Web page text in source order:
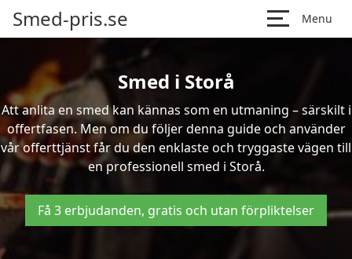
Smed-pris.se Menu
Smed i Storå
Att anlita en smed kan kännas som en utmaning – särskilt i
offertfasen. Men om du följer denna guide och använder
vår offerttjänst får du den enklaste och tryggaste vägen till
en professionell smed i Storå.
Få 3 erbjudanden, gratis och utan förpliktelser